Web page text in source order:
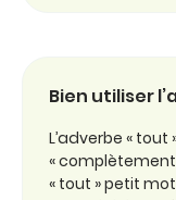
Bien utiliser
L’adverbe « tout
« complètement
« tout » petit